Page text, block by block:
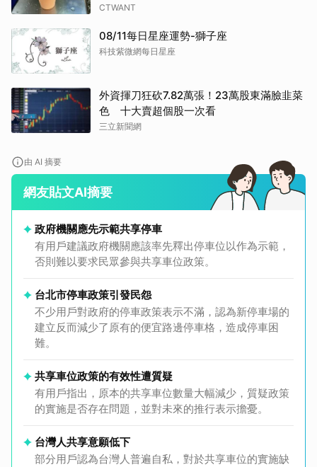
CTWANT
08/11每日星座運勢-獅子座
科技紫微網每日星座
外資揮刀狂砍7.82萬張！23萬股東滿臉韭菜
色 十大賣超個股一次看
三立新聞網
由 AI 摘要
網友貼文AI摘要
政府機關應先示範共享停車
有用戶建議政府機關應該率先釋出停車位以作為示範，
否則難以要求民眾參與共享車位政策。
台北市停車政策引發民怨
不少用戶對政府的停車政策表示不滿，認為新停車場的
建立反而減少了原有的便宜路邊停車格，造成停車困
難。
共享車位政策的有效性遭質疑
有用戶指出，原本的共享車位數量大幅減少，質疑政策
的實施是否存在問題，並對未來的推行表示擔憂。
台灣人共享意願低下
部分用戶認為台灣人普遍自私，對於共享車位的實施缺